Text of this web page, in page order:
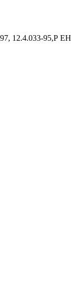
12.4.033-95,Р ЕН